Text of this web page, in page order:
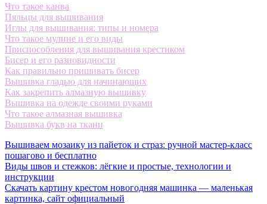
Что такое канва
Пяльцы для вышивания
Иглы для вышивания: типы и номера
Что такое мулине и его виды
Приспособления для вышивания крестиком
Бисер и его разновидности
Как правильно пришивать бисер
Вышивка гладью для начинающих
Как закрепить алмазную вышивку
Вышивка на одежде своими руками
Что такое алмазная вышивка
Вышивка букв на ткани
Вышиваем мозаику из пайеток и страз: ручной мастер-класс
пошагово и бесплатно
Виды швов и стежков: лёгкие и простые, технологии и
инструкции
Скачать картину крестом новогодняя машинка — маленькая
картинка, сайт официальный